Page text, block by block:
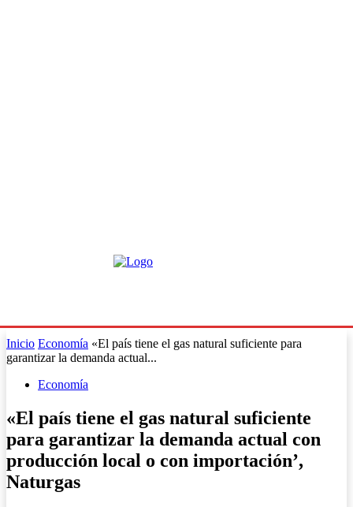
Inicio Economía «El país tiene el gas natural suficiente para
garantizar la demanda actual...
Economía
«El país tiene el gas natural suficiente
para garantizar la demanda actual con
producción local o con importación’,
Naturgas